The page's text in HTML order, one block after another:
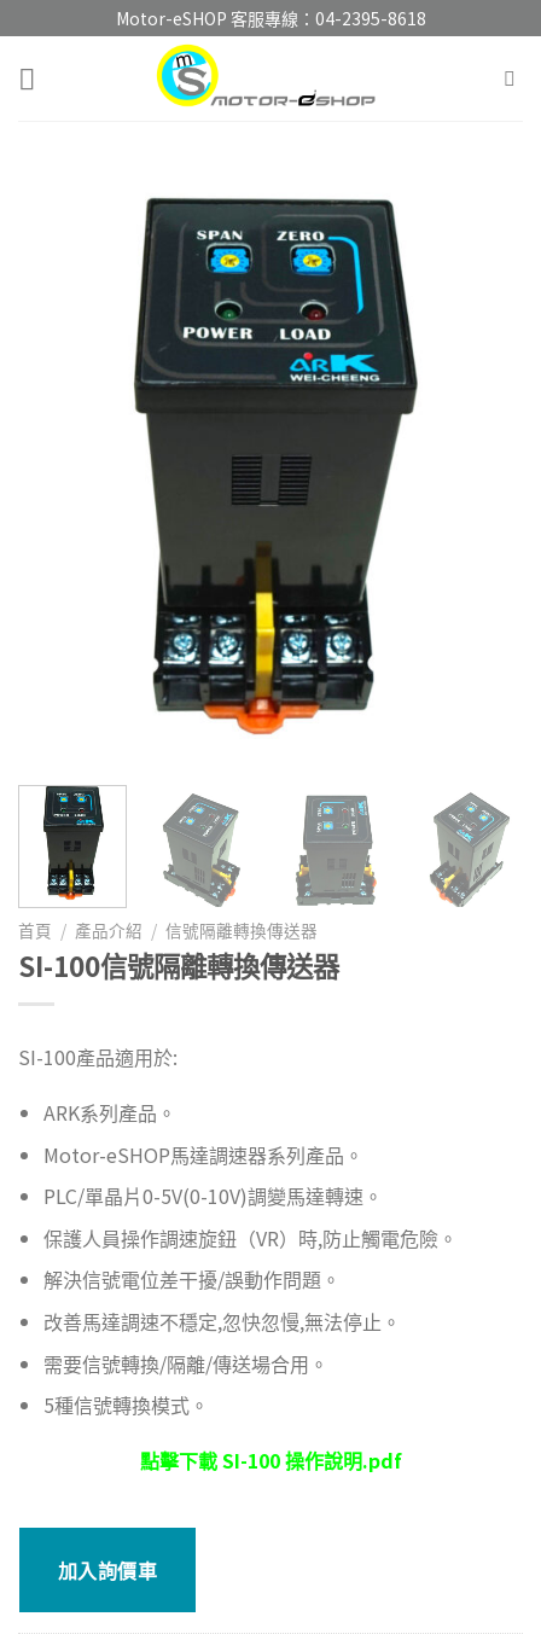
to
content
Motor-eSHOP 客服專線： 04-2395-8618
首頁 / 產品介紹 / 信號隔離轉換傳送器
SI-100信號隔離轉換傳送器
SI-100產品適用於:
ARK系列產品。
Motor-eSHOP馬達調速器系列產品。
PLC/單晶片0-5V(0-10V)調變馬達轉速。
保護人員操作調速旋鈕（VR）時,防止觸電危險。
解決信號電位差干擾/誤動作問題。
改善馬達調速不穩定,忽快忽慢,無法停止。
需要信號轉換/隔離/傳送場合用。
5種信號轉換模式。
點擊下載 SI-100 操作說明.pdf
加入詢價車